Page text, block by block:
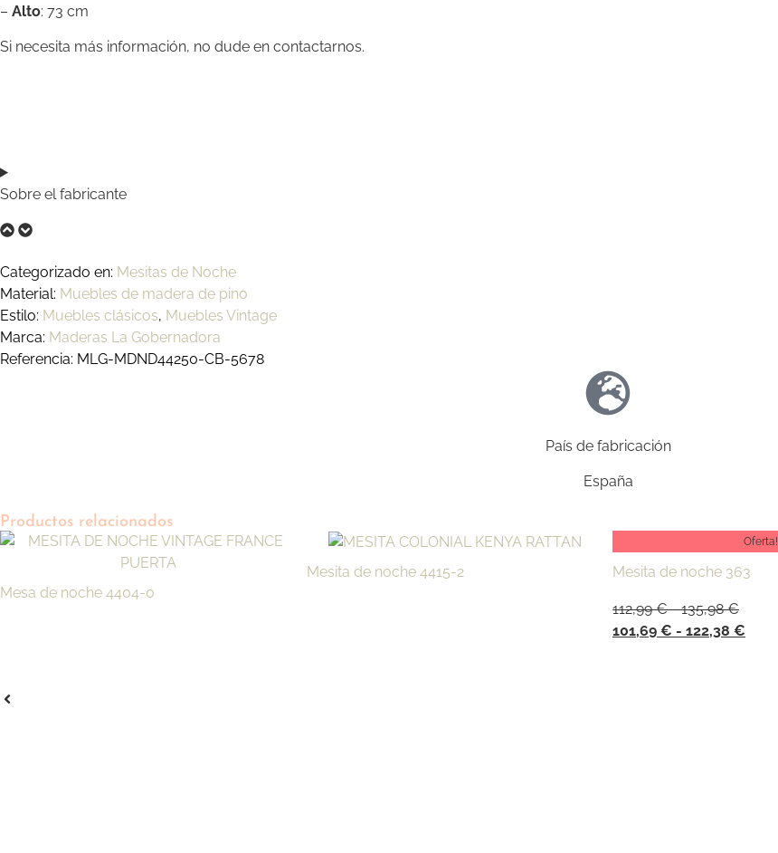
– Alto: 73 cm
Si necesita más información, no dude en contactarnos.
Sobre el fabricante
Categorizado en: Mesitas de Noche
Material: Muebles de madera de pino
Estilo: Muebles clásicos, Muebles Vintage
Marca: Maderas La Gobernadora
Referencia: MLG-MDND44250-CB-5678
País de fabricación
España
Productos relacionados
Mesa de noche 4404-0
Mesita de noche 4415-2
Oferta!
Mesita de noche 363
112,99€ - 135,98€
101,69 € - 122,38 €